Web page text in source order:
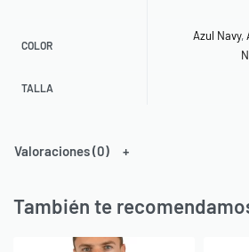
COLOR
Azul Navy,
TALLA
Valoraciones (0)
También te